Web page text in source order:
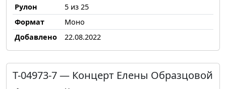
Рулон
5 из 25
Формат
Моно
Добавлено
22.08.2022
Т-04973-7 — Концерт Елены Образцовой